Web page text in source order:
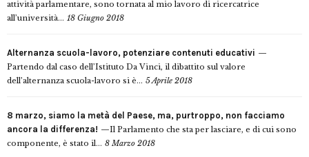
attività parlamentare, sono tornata al mio lavoro di ricercatrice
all’università... 18 Giugno 2018
Alternanza scuola-lavoro, potenziare contenuti educativi
Partendo dal caso dell’Istituto Da Vinci, il dibattito sul valore
dell’alternanza scuola-lavoro si è... 5 Aprile 2018
8 marzo, siamo la metà del Paese, ma, purtroppo, non facciamo
ancora la differenza!
Il Parlamento che sta per lasciare, e di cui sono
componente, è stato il... 8 Marzo 2018